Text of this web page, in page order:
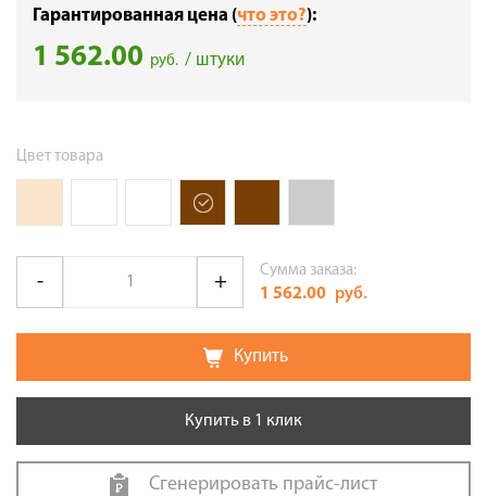
Гарантированная цена (что это?):
1 562.00 руб. / штуки
Цвет товара
Сумма заказа:
1 562.00 руб.
Купить
Купить в 1 клик
Сгенерировать прайс-лист